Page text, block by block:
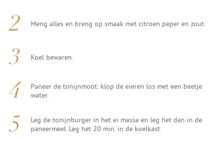
Meng alles en breng op smaak met citroen peper en zout.
Koel bewaren.
Paneer de tonijnmoot: klop de eieren los met een beetje
water.
Leg de tonijnburger in het ei massa en leg het dan in de
paneermeel. Leg het 20 min. in de koelkast.